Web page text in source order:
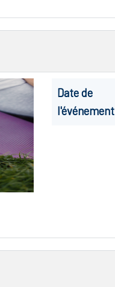
Date de
l'événement